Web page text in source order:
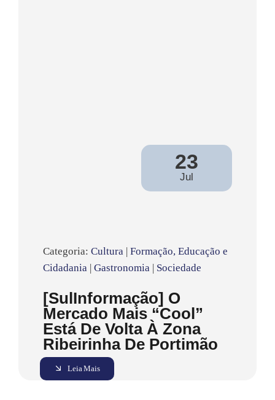
23
Jul
Categoria: Cultura | Formação, Educação e
Cidadania | Gastronomia | Sociedade
[SulInformação] O
Mercado Mais “cool”
Está De Volta À Zona
Ribeirinha De Portimão
Leia Mais